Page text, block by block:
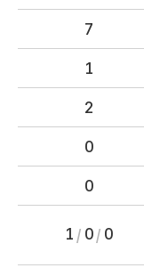
7
1
2
0
0
1 /0/0